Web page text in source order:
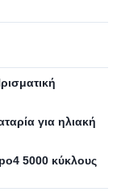
για ηλιακή
5000 κύκλους